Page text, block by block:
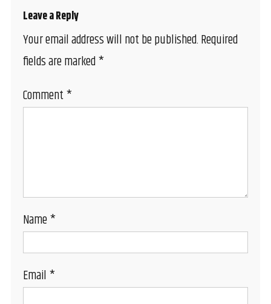
Leave a Reply
Your email address will not be published.Required
fields are marked*
Comment*
Name*
Email*